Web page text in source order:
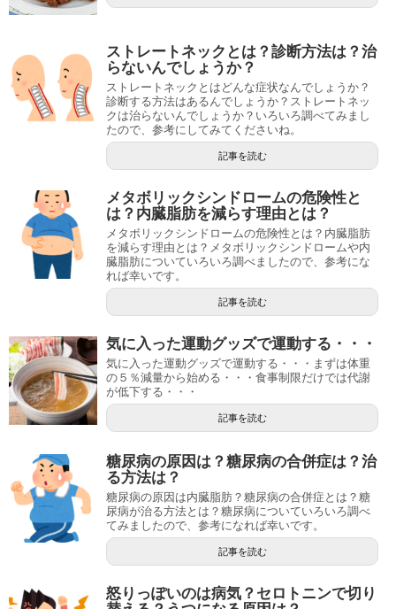
ストレートネックとは？診断方法は？治
らないんでしょうか？
ストレートネックとはどんな症状なんでしょうか？
診断する方法はあるんでしょうか？ストレートネッ
クは治らないんでしょうか？いろいろ調べてみまし
たので、参考にしてみてくださいね。
記事を読む
メタボリックシンドロームの危険性と
は？内臓脂肪を減らす理由とは？
メタボリックシンドロームの危険性とは？内臓脂肪
を減らす理由とは？メタボリックシンドロームや内
臓脂肪についていろいろ調べましたので、参考にな
れば幸いです。
記事を読む
気に入った運動グッズで運動する・・・
気に入った運動グッズで運動する・・・まずは体重
の５％減量から始める・・・食事制限だけでは代謝
が低下する・・・
記事を読む
糖尿病の原因は？糖尿病の合併症は？治
る方法は？
糖尿病の原因は内臓脂肪？糖尿病の合併症とは？糖
尿病が治る方法とは？糖尿病についていろいろ調べ
てみましたので、参考になれば幸いです。
記事を読む
怒りっぽいのは病気？セロトニンで切り